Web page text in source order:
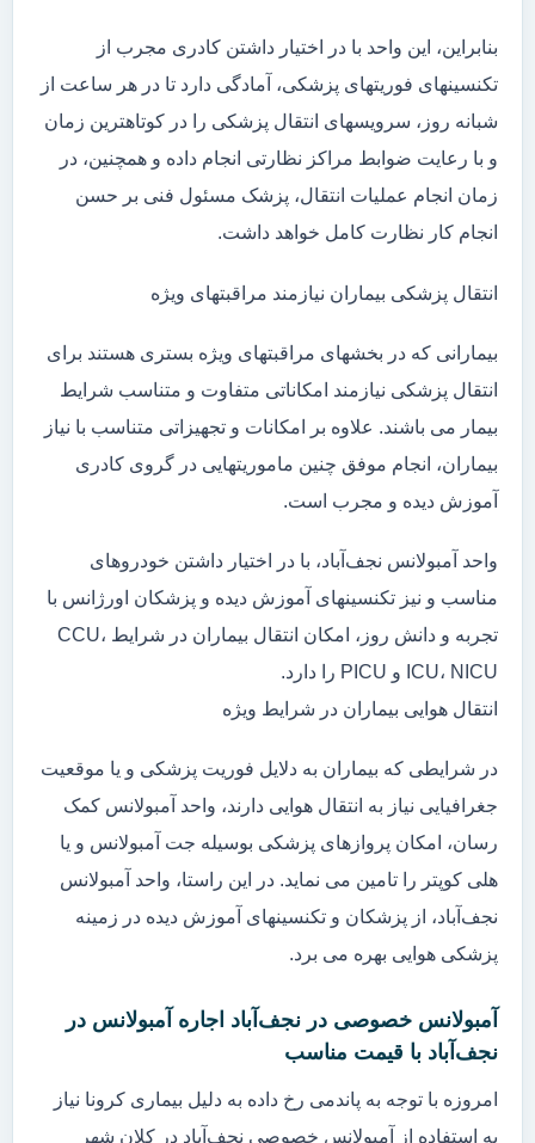
بنابراین، این واحد با در اختیار داشتن کادری مجرب از
تکنسینهای فوریتهای پزشکی، آمادگی دارد تا در هر ساعت از
شبانه روز، سرویسهای انتقال پزشکی را در کوتاهترین زمان
و با رعایت ضوابط مراکز نظارتی انجام داده و همچنین، در
زمان انجام عملیات انتقال، پزشک مسئول فنی بر حسن
انجام کار نظارت کامل خواهد داشت.
انتقال پزشکی بیماران نیازمند مراقبتهای ویژه
بیمارانی که در بخشهای مراقبتهای ویژه بستری هستند برای
انتقال پزشکی نیازمند امکاناتی متفاوت و متناسب شرایط
بیمار می باشند. علاوه بر امکانات و تجهیزاتی متناسب با نیاز
بیماران، انجام موفق چنین ماموریتهایی در گروی کادری
آموزش دیده و مجرب است.
واحد آمبولانس نجف‌آباد، با در اختیار داشتن خودروهای
مناسب و نیز تکنسینهای آموزش دیده و پزشکان اورژانس با
تجربه و دانش روز، امکان انتقال بیماران در شرایط CCU،
ICU، NICU و PICU را دارد.
انتقال هوایی بیماران در شرایط ویژه
در شرایطی که بیماران به دلایل فوریت پزشکی و یا موقعیت
جغرافیایی نیاز به انتقال هوایی دارند، واحد آمبولانس کمک
رسان، امکان پروازهای پزشکی بوسیله جت آمبولانس و یا
هلی کوپتر را تامین می نماید. در این راستا، واحد آمبولانس
نجف‌آباد، از پزشکان و تکنسینهای آموزش دیده در زمینه
پزشکی هوایی بهره می برد.
آمبولانس خصوصی در نجف‌آباد اجاره آمبولانس در
نجف‌آباد با قیمت مناسب
امروزه با توجه به پاندمی رخ داده به دلیل بیماری کرونا نیاز
به استفاده از آمبولانس خصوصی نجف‌آباد در کلان شهر